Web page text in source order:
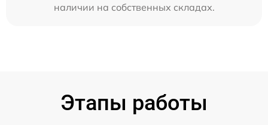
наличии на собственных складах.
Этапы работы